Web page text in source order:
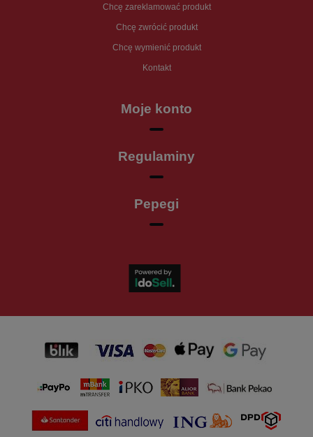
Chcę zareklamować produkt
Chcę zwrócić produkt
Chcę wymienić produkt
Kontakt
Moje konto
Regulaminy
Pepegi